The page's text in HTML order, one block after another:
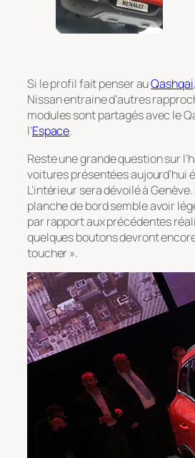
Si le profil fait penser auQashqai
Nissan entraine d’autres
modules sont partagés avec le
l’Espace.
Reste une grande question sur
voitures présentées aujourd’hui
L’intérieur sera dévoilé à
planche de bord semble avoir
par rapport aux précédentes
quelques boutons devront
toucher ».